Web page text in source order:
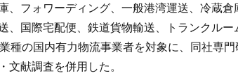
、フォワーディング、一般港湾運送、冷蔵
、国際宅配便、鉄道貨物輸送、トランクル
種の国内有力物流事業者を対象に、同社専
文献調査を併用した。